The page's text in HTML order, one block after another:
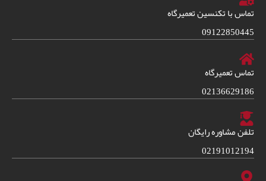
تماس با تکنسین تعمیرگاه
09122850445
تماس تعمیرگاه
02136629186
تلفن مشاوره رایگان
02191012194